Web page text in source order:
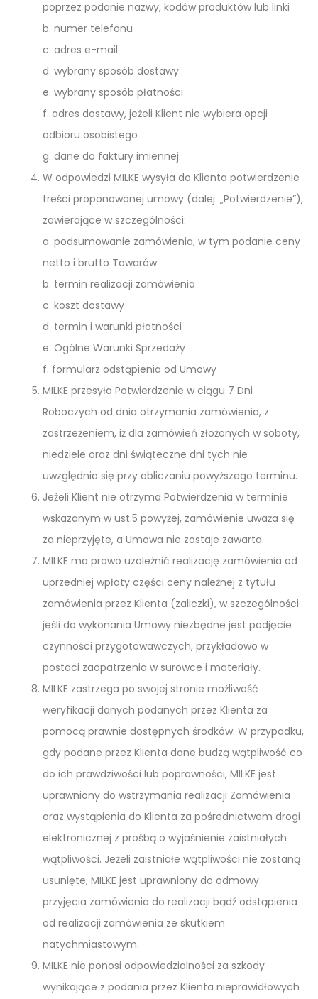
poprzez podanie nazwy, kodów produktów lub linki
b. numer telefonu
c. adres e-mail
d. wybrany sposób dostawy
e. wybrany sposób płatności
f. adres dostawy, jeżeli Klient nie wybiera opcji
odbioru osobistego
g. dane do faktury imiennej
W odpowiedzi MILKE wysyła do Klienta potwierdzenie
treści proponowanej umowy (dalej: „Potwierdzenie”),
zawierające w szczególności:
a. podsumowanie zamówienia, w tym podanie ceny
netto i brutto Towarów
b. termin realizacji zamówienia
c. koszt dostawy
d. termin i warunki płatności
e. Ogólne Warunki Sprzedaży
f. formularz odstąpienia od Umowy
MILKE przesyła Potwierdzenie w ciągu 7 Dni
Roboczych od dnia otrzymania zamówienia, z
zastrzeżeniem, iż dla zamówień złożonych w soboty,
niedziele oraz dni świąteczne dni tych nie
uwzględnia się przy obliczaniu powyższego terminu.
Jeżeli Klient nie otrzyma Potwierdzenia w terminie
wskazanym w ust.5 powyżej, zamówienie uważa się
za nieprzyjęte, a Umowa nie zostaje zawarta.
MILKE ma prawo uzależnić realizację zamówienia od
uprzedniej wpłaty części ceny należnej z tytułu
zamówienia przez Klienta (zaliczki), w szczególności
jeśli do wykonania Umowy niezbędne jest podjęcie
czynności przygotowawczych, przykładowo w
postaci zaopatrzenia w surowce i materiały.
MILKE zastrzega po swojej stronie możliwość
weryfikacji danych podanych przez Klienta za
pomocą prawnie dostępnych środków. W przypadku,
gdy podane przez Klienta dane budzą wątpliwość co
do ich prawdziwości lub poprawności, MILKE jest
uprawniony do wstrzymania realizacji Zamówienia
oraz wystąpienia do Klienta za pośrednictwem drogi
elektronicznej z prośbą o wyjaśnienie zaistniałych
wątpliwości. Jeżeli zaistniałe wątpliwości nie zostaną
usunięte, MILKE jest uprawniony do odmowy
przyjęcia zamówienia do realizacji bądź odstąpienia
od realizacji zamówienia ze skutkiem
natychmiastowym.
MILKE nie ponosi odpowiedzialności za szkody
wynikające z podania przez Klienta nieprawidłowych